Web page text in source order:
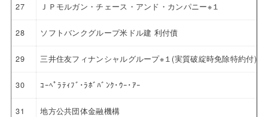
27 ＪＰモルガン・チェース・アンド・カンパニー※１
28 ソフトバンクグループ米ドル建 利付債
29 三井住友フィナンシャルグループ※１(実質破綻時免除特約付)
30 ｺｰﾍﾟﾗﾃｨﾌﾞ･ﾗﾎﾞﾊﾞﾝｸ･ｳｰ･ｱｰ
31 地方公共団体金融機構